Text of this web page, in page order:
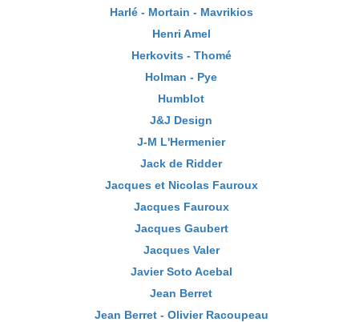
Harlé - Mortain - Mavrikios
Henri Amel
Herkovits - Thomé
Holman - Pye
Humblot
J&J Design
J-M L'Hermenier
Jack de Ridder
Jacques et Nicolas Fauroux
Jacques Fauroux
Jacques Gaubert
Jacques Valer
Javier Soto Acebal
Jean Berret
Jean Berret - Olivier Racoupeau